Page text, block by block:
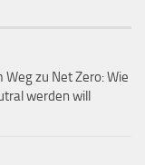
zu Net Zero: Wie
werden will